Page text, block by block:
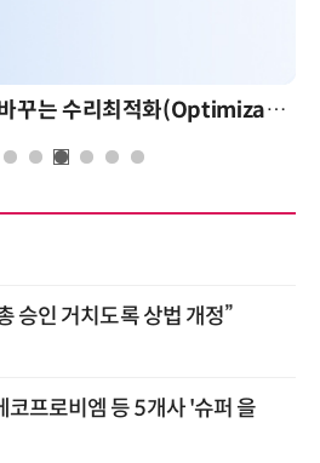
AI 핀옵스 실전 세미나: 폭증하는
승인 거치도록 상법 개정”
코프로비엠 등 5개사 '슈퍼 을